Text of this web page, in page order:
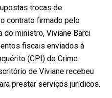
trocas de
contrato firmado pelo
do ministro, Viviane Barci
fiscais enviados à
(CPI) do Crime
de Viviane recebeu
prestar serviços jurídicos.